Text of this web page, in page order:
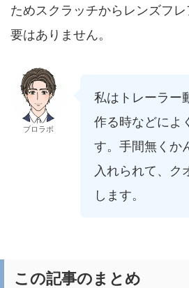
ためスクラッチからレンズフ
要はありません。
ブロラボ
私はトレーラー
作る時などによ
す。手間無くか
入れられて、ク
します。
この記事のまとめ